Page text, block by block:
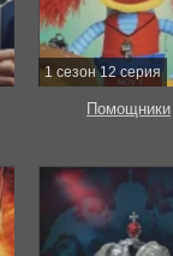
1 сезон 12 серия
Помощники